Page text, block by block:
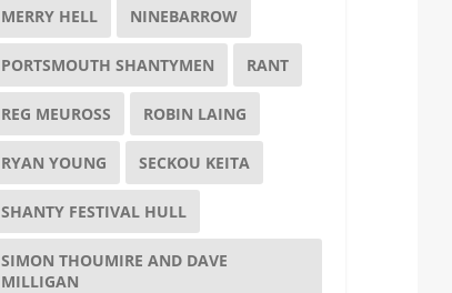
MERRY HELL NINEBARROW
PORTSMOUTH SHANTYMEN RANT
REG MEUROSS ROBIN LAING
RYAN YOUNG SECKOU KEITA
SHANTY FESTIVAL HULL
SIMON THOUMIRE AND DAVE
MILLIGAN